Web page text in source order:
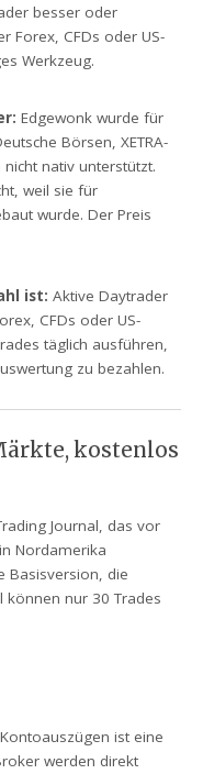
besser oder
Forex, CFDs oder US-
Werkzeug.
Edgewonk wurde für
Börsen, XETRA-
nativ unterstützt.
weil sie für
wurde. Der Preis
ist: Aktive Daytrader
CFDs oder US-
täglich ausführen,
zu bezahlen.
kostenlos
Journal, das vor
Nordamerika
Basisversion, die
können nur 30 Trades
ist eine
werden direkt